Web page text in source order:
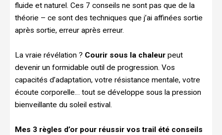
fluide et naturel. Ces 7 conseils ne sont pas que de la
théorie – ce sont des techniques que j’ai affinées sortie
après sortie, erreur après erreur.
La vraie révélation ? Courir sous la chaleur peut
devenir un formidable outil de progression. Vos
capacités d’adaptation, votre résistance mentale, votre
écoute corporelle… tout se développe sous la pression
bienveillante du soleil estival.
Mes 3 règles d’or pour réussir vos trail été conseils